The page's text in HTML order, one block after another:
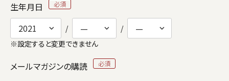
生年月日
※設定すると変更できません
メールマガジンの購読